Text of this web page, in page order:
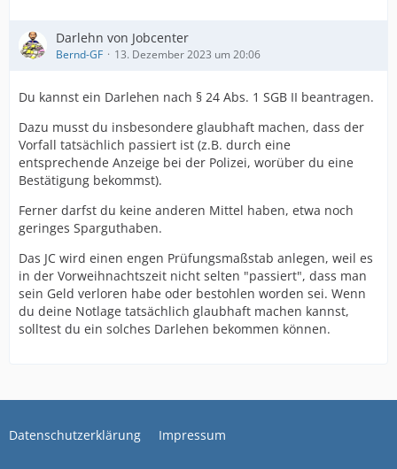
Darlehn von Jobcenter
Bernd-GF 13. Dezember 2023 um 20:06
Du kannst ein Darlehen nach § 24 Abs. 1 SGB II beantragen.
Dazu musst du insbesondere glaubhaft machen, dass der
Vorfall tatsächlich passiert ist (z.B. durch eine
entsprechende Anzeige bei der Polizei, worüber du eine
Bestätigung bekommst).
Ferner darfst du keine anderen Mittel haben, etwa noch
geringes Sparguthaben.
Das JC wird einen engen Prüfungsmaßstab anlegen, weil es
in der Vorweihnachtszeit nicht selten "passiert", dass man
sein Geld verloren habe oder bestohlen worden sei. Wenn
du deine Notlage tatsächlich glaubhaft machen kannst,
solltest du ein solches Darlehen bekommen können.
Datenschutzerklärung Impressum